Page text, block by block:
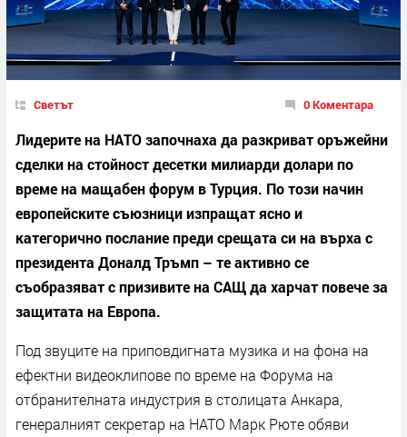
Светът 0 Коментара
Лидерите на НАТО започнаха да разкриват оръжейни
сделки на стойност десетки милиарди долари по
време на мащабен форум в Турция. По този начин
европейските съюзници изпращат ясно и
категорично послание преди срещата си на върха с
президента Доналд Тръмп – те активно се
съобразяват с призивите на САЩ да харчат повече за
защитата на Европа.
Под звуците на приповдигната музика и на фона на
ефектни видеоклипове по време на Форума на
отбранителната индустрия в столицата Анкара,
генералният секретар на НАТО Марк Рюте обяви